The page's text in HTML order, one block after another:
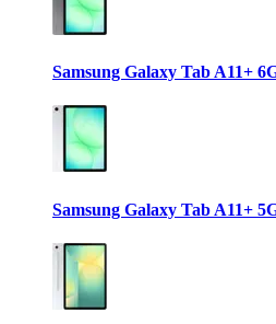
Samsung Galaxy Tab A11+
Samsung Galaxy Tab A11+